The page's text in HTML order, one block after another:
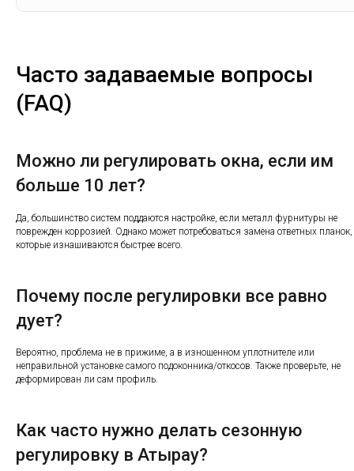
Часто задаваемые вопросы
(FAQ)
Можно ли регулировать окна, если им
больше 10 лет?
Да, большинство систем поддаются настройке, если металл фурнитуры не
поврежден коррозией. Однако может потребоваться замена ответных планок,
которые изнашиваются быстрее всего.
Почему после регулировки все равно
дует?
Вероятно, проблема не в прижиме, а в изношенном уплотнителе или
неправильной установке самого подоконника/откосов. Также проверьте, не
деформирован ли сам профиль.
Как часто нужно делать сезонную
регулировку в Атырау?